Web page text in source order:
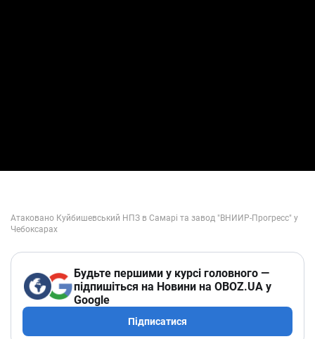
Будьте першими у курсі головного —
підпишіться на Новини на OBOZ.UA у
Google
Підписатися